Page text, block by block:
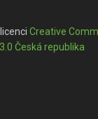
Creative
Česká republika